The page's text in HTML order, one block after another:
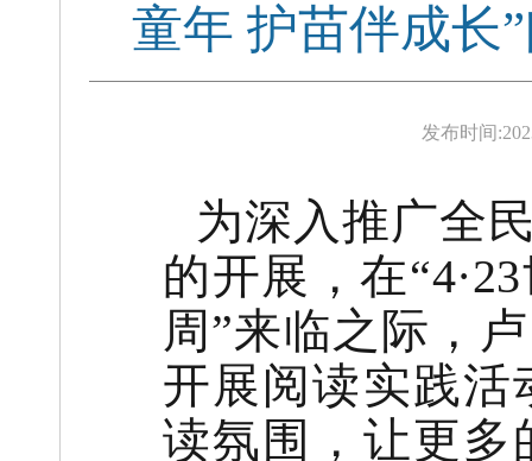
童年 护苗伴成长
发布时间:
为深入推广全
的开展，在
周”来临之际，
开展阅读实践活
读氛围，让更多